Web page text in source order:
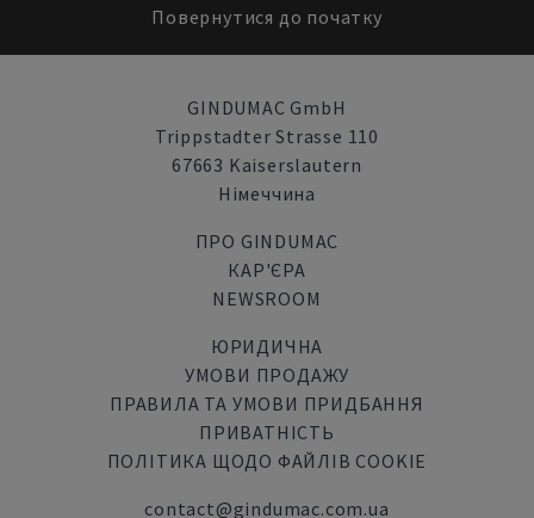
Повернутися до початку
GINDUMAC GmbH
Trippstadter Strasse 110
67663 Kaiserslautern
Німеччина
ПРО GINDUMAC
КАР'ЄРА
NEWSROOM
ЮРИДИЧНА
УМОВИ ПРОДАЖУ
ПРАВИЛА ТА УМОВИ ПРИДБАННЯ
ПРИВАТНІСТЬ
ПОЛІТИКА ЩОДО ФАЙЛІВ COOKIE
contact@gindumac.com.ua